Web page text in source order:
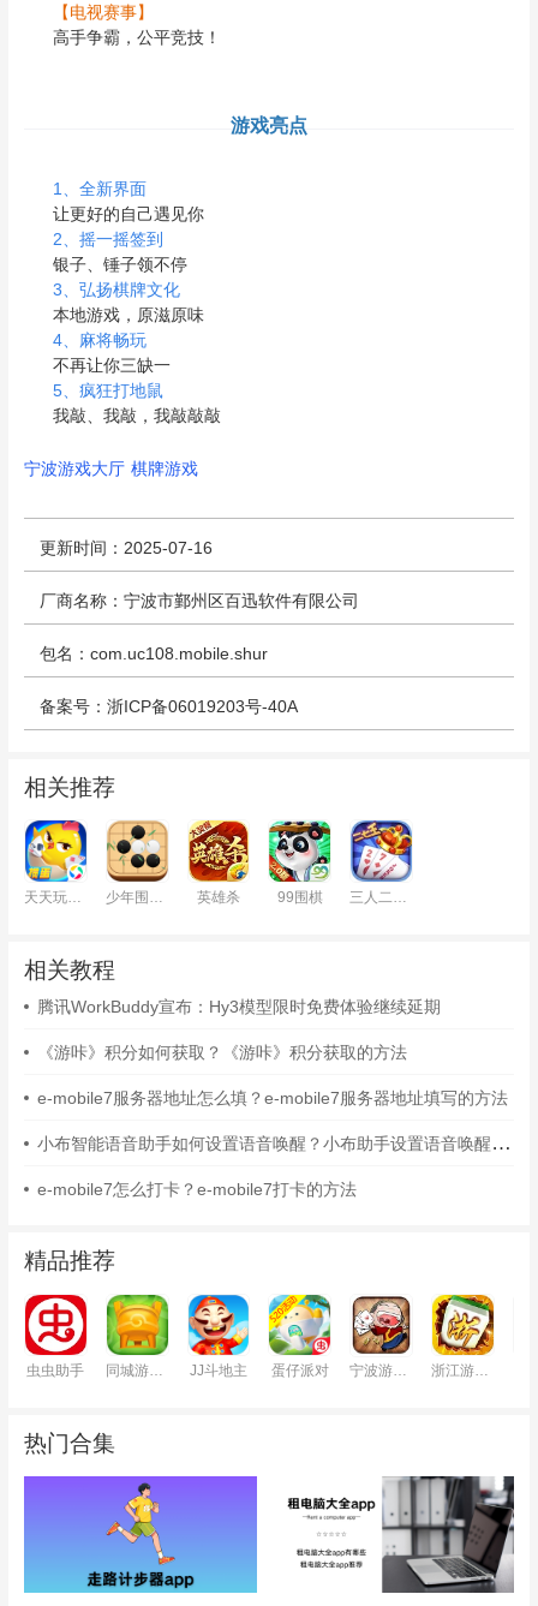
【电视赛事】
高手争霸，公平竞技！
游戏亮点
1、全新界面
让更好的自己遇见你
2、摇一摇签到
银子、锤子领不停
3、弘扬棋牌文化
本地游戏，原滋原味
4、麻将畅玩
不再让你三缺一
5、疯狂打地鼠
我敲、我敲，我敲敲敲
宁波游戏大厅 棋牌游戏
更新时间：2025-07-16
厂商名称：宁波市鄞州区百迅软件有限公司
包名：com.uc108.mobile.shur
备案号：浙ICP备06019203号-40A
相关推荐
天天玩掼蛋 少年围棋AI 英雄杀 99围棋 三人二七王
相关教程
腾讯WorkBuddy宣布：Hy3模型限时免费体验继续延期
《游咔》积分如何获取？《游咔》积分获取的方法
e-mobile7服务器地址怎么填？e-mobile7服务器地址填写的方法
小布智能语音助手如何设置语音唤醒？小布助手设置语音唤醒的方法
e-mobile7怎么打卡？e-mobile7打卡的方法
精品推荐
虫虫助手 同城游戏大厅 JJ斗地主 蛋仔派对 宁波游戏大厅 浙江游戏大厅
热门合集